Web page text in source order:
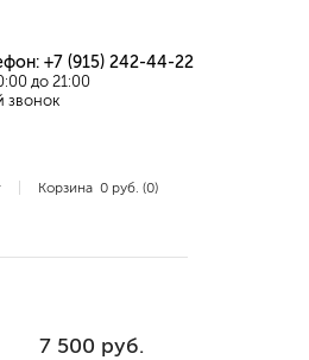
+7 (915) 242-44-22
до 21:00
звонок
Корзина 0 руб. (0)
7 500 руб.